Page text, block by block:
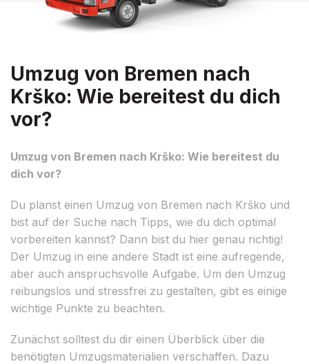
Umzug von Bremen nach
Krško: Wie bereitest du dich
vor?
Umzug von Bremen nach Krško: Wie bereitest du
dich vor?
Du planst einen Umzug von Bremen nach Krško und
bist auf der Suche nach Tipps, wie du dich optimal
vorbereiten kannst? Dann bist du hier genau richtig!
Der Umzug in eine andere Stadt ist eine aufregende,
aber auch anspruchsvolle Aufgabe. Um den Umzug
reibungslos und stressfrei zu gestalten, gibt es einige
wichtige Punkte zu beachten.
Zunächst solltest du dir einen Überblick über die
benötigten Umzugsmaterialien verschaffen. Dazu